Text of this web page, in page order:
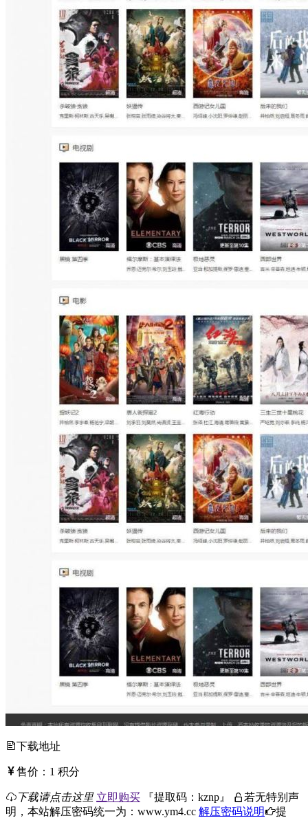
下载地址
售价： 1 积分
下载请点击这里 立即购买 『提取码： kznp 』
若无特别声
明，本站解压密码统一为：www.ym4.cc 解压密码说明
提